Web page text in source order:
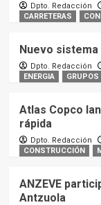
Dpto. Redacción
CARRETERAS
Nuevo sistema
Dpto. Redacción
ENERGIA
GRUPOS
Atlas Copco
rápida
Dpto. Redacción
CONSTRUCCIÓN
ANZEVE
Antzuola